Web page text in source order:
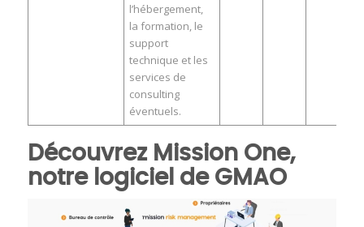
l’hébergement,
la formation, le
support
technique et les
services de
consulting
éventuels.
Découvrez Mission One,
notre logiciel de GMAO